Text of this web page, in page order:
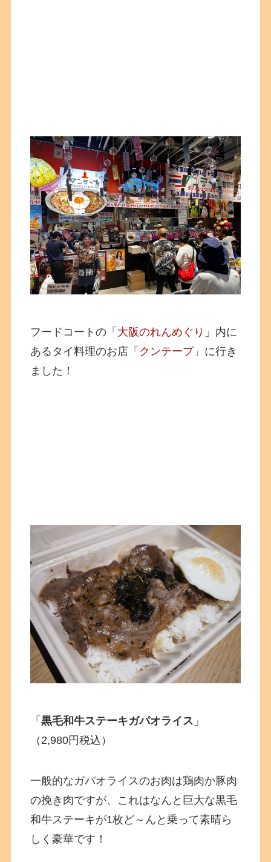
フードコートの「 大阪のれんめぐり 」内に
あるタイ料理のお店「 クンテープ」に行き
ました！
「黒毛和牛ステーキガパオライス 」
（2,980円税込）
一般的なガパオライスのお肉は鶏肉か豚肉
の挽き肉ですが、これはなんと巨大な黒毛
和牛ステーキが1枚ど～んと乗って素晴ら
しく豪華です！